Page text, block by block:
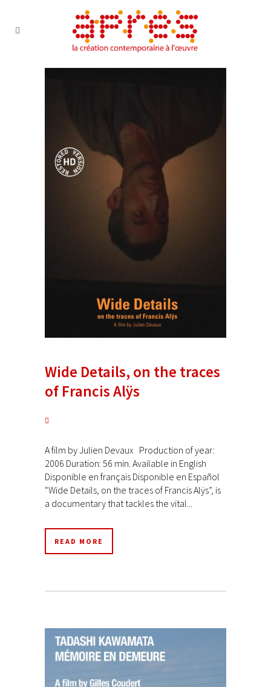
Wide Details, on the traces
of Francis Alÿs
A film by Julien Devaux Production of year:
2006 Duration: 56 min. Available in English
Disponible en français Disponible en Español
“Wide Details, on the traces of Francis Alÿs”, is
a documentary that tackles the vital...
READ MORE